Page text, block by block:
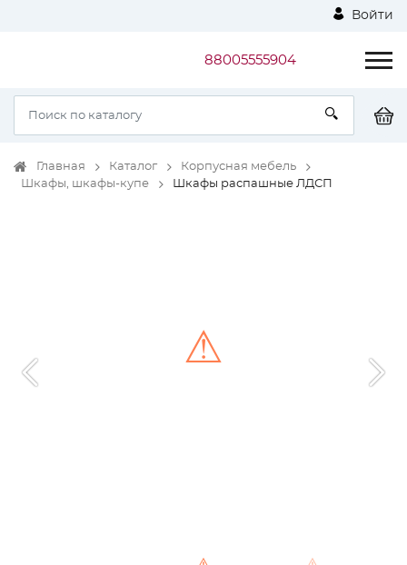
Войти
88005555904
Главная Каталог
Корпусная мебель
Шкафы, шкафы-купе
Шкафы распашные ЛДСП
⚠